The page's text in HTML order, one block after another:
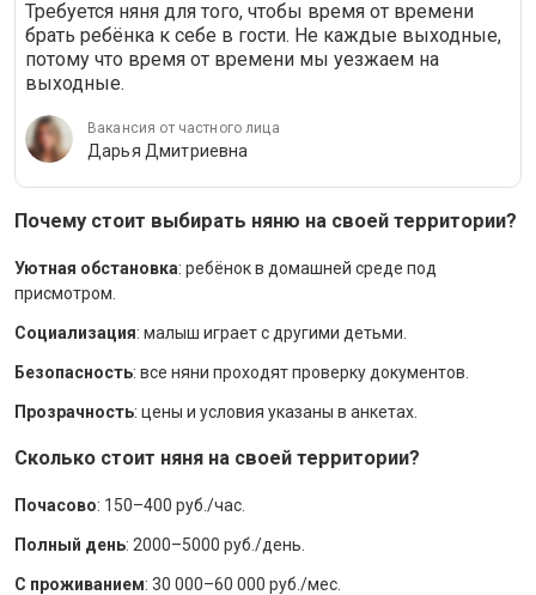
Требуется няня для того, чтобы время от времени
брать ребёнка к себе в гости. Не каждые выходные,
потому что время от времени мы уезжаем на
выходные.
Вакансия от частного лица
Дарья Дмитриевна
Почему стоит выбирать няню на своей территории?
Уютная обстановка: ребёнок в домашней среде под
присмотром.
Социализация: малыш играет с другими детьми.
Безопасность: все няни проходят проверку документов.
Прозрачность: цены и условия указаны в анкетах.
Сколько стоит няня на своей территории?
Почасово: 150–400 руб./час.
Полный день: 2000–5000 руб./день.
С проживанием: 30 000–60 000 руб./мес.